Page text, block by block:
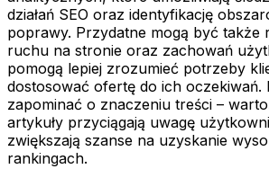
działań SEO oraz identyfikację
poprawy. Przydatne mogą być także
ruchu na stronie oraz zachowań
pomogą lepiej zrozumieć potrzeby
dostosować ofertę do ich oczekiwań.
zapominać o znaczeniu treści –
artykuły przyciągają uwagę
zwiększają szanse na uzyskanie
rankingach.